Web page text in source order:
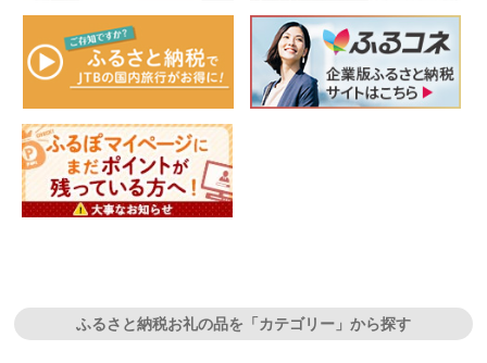
ふるさと納税お礼の品を「カテゴリー」から探す